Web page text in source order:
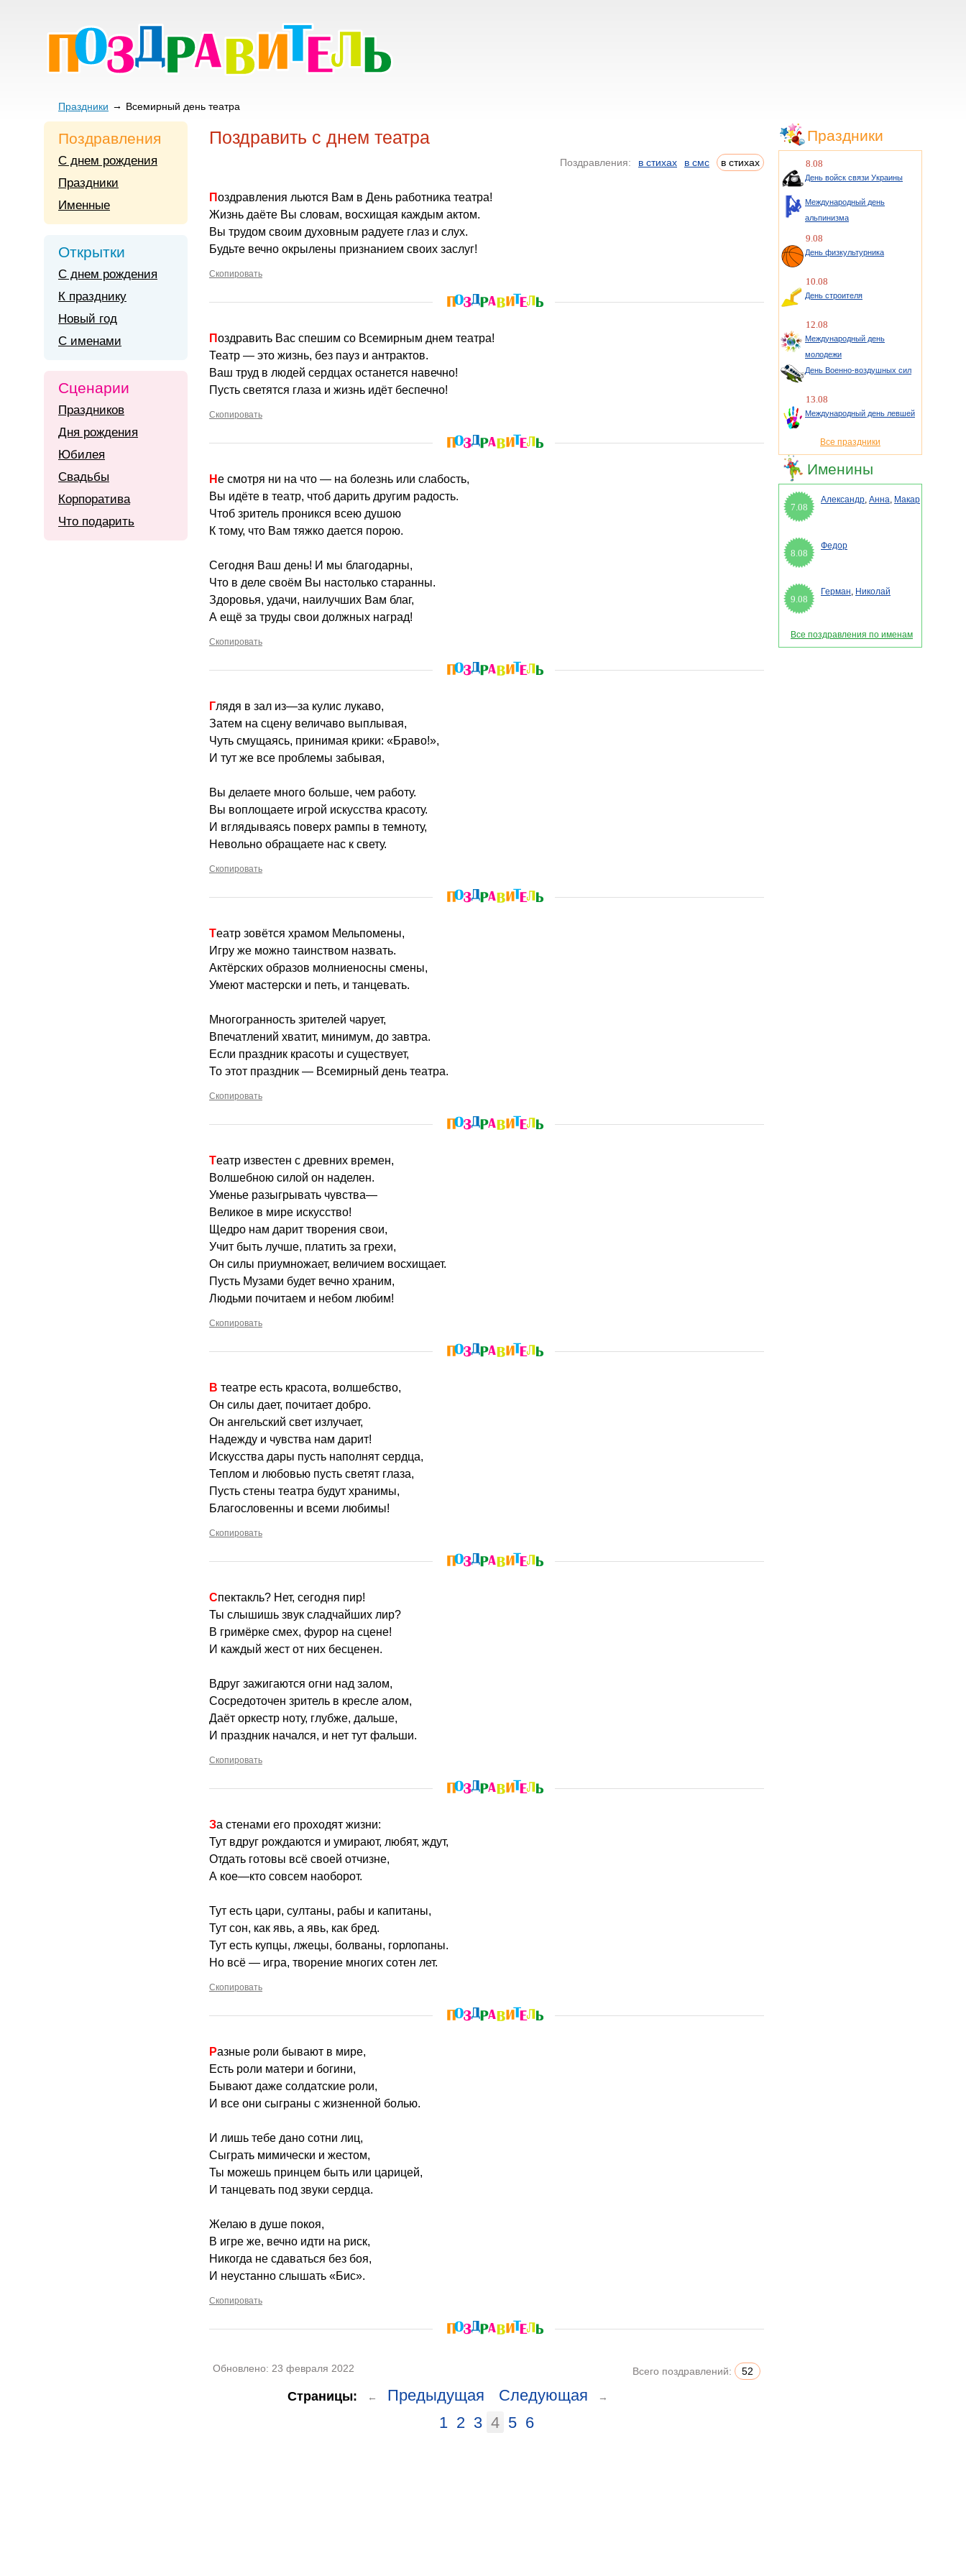
Праздники Всемирный день театра
Поздравить с днем театра
Поздравления: в стихах в смс в стихах
Поздравления льются Вам в День работника театра!
Жизнь даёте Вы словам, восхищая каждым актом.
Вы трудом своим духовным радуете глаз и слух.
Будьте вечно окрылены признанием своих заслуг!
Скопировать
Поздравить Вас спешим со Всемирным днем театра!
Театр — это жизнь, без пауз и антрактов.
Ваш труд в людей сердцах останется навечно!
Пусть светятся глаза и жизнь идёт беспечно!
Скопировать
Не смотря ни на что — на болезнь или слабость,
Вы идёте в театр, чтоб дарить другим радость.
Чтоб зритель проникся всею душою
К тому, что Вам тяжко дается порою.
Сегодня Ваш день! И мы благодарны,
Что в деле своём Вы настолько старанны.
Здоровья, удачи, наилучших Вам благ,
А ещё за труды свои должных наград!
Скопировать
Глядя в зал из—за кулис лукаво,
Затем на сцену величаво выплывая,
Чуть смущаясь, принимая крики: «Браво!»,
И тут же все проблемы забывая,
Вы делаете много больше, чем работу.
Вы воплощаете игрой искусства красоту.
И вглядываясь поверх рампы в темноту,
Невольно обращаете нас к свету.
Скопировать
Театр зовётся храмом Мельпомены,
Игру же можно таинством назвать.
Актёрских образов молниеносны смены,
Умеют мастерски и петь, и танцевать.
Многогранность зрителей чарует,
Впечатлений хватит, минимум, до завтра.
Если праздник красоты и существует,
То этот праздник — Всемирный день театра.
Скопировать
Театр известен с древних времен,
Волшебною силой он наделен.
Уменье разыгрывать чувства—
Великое в мире искусство!
Щедро нам дарит творения свои,
Учит быть лучше, платить за грехи,
Он силы приумножает, величием восхищает.
Пусть Музами будет вечно храним,
Людьми почитаем и небом любим!
Скопировать
В театре есть красота, волшебство,
Он силы дает, почитает добро.
Он ангельский свет излучает,
Надежду и чувства нам дарит!
Искусства дары пусть наполнят сердца,
Теплом и любовью пусть светят глаза,
Пусть стены театра будут хранимы,
Благословенны и всеми любимы!
Скопировать
Спектакль? Нет, сегодня пир!
Ты слышишь звук сладчайших лир?
В гримёрке смех, фурор на сцене!
И каждый жест от них бесценен.
Вдруг зажигаются огни над залом,
Сосредоточен зритель в кресле алом,
Даёт оркестр ноту, глубже, дальше,
И праздник начался, и нет тут фальши.
Скопировать
За стенами его проходят жизни:
Тут вдруг рождаются и умирают, любят, ждут,
Отдать готовы всё своей отчизне,
А кое—кто совсем наоборот.
Тут есть цари, султаны, рабы и капитаны,
Тут сон, как явь, а явь, как бред.
Тут есть купцы, лжецы, болваны, горлопаны.
Но всё — игра, творение многих сотен лет.
Скопировать
Разные роли бывают в мире,
Есть роли матери и богини,
Бывают даже солдатские роли,
И все они сыграны с жизненной болью.
И лишь тебе дано сотни лиц,
Сыграть мимически и жестом,
Ты можешь принцем быть или царицей,
И танцевать под звуки сердца.
Желаю в душе покоя,
В игре же, вечно идти на риск,
Никогда не сдаваться без боя,
И неустанно слышать «Бис».
Скопировать
Обновлено: 23 февраля 2022 Всего поздравлений: 52
Страницы: ← Предыдущая Следующая →
1 2 3 4 5 6
Поздравления
С днем рождения
Праздники
Именные
Открытки
С днем рождения
К празднику
Новый год
С именами
Сценарии
Праздников
Дня рождения
Юбилея
Свадьбы
Корпоратива
Что подарить
Праздники
8.08
День войск связи Украины
Международный день
альпинизма
9.08
День физкультурника
10.08
День строителя
12.08
Международный день
молодежи
День Военно-воздушных сил
13.08
Международный день левшей
Все праздники
Именины
7.08
Александр, Анна, Макар
8.08
Федор
9.08
Герман, Николай
Все поздравления по именам